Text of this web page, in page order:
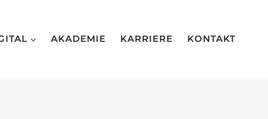
AKADEMIE KARRIERE KONTAKT